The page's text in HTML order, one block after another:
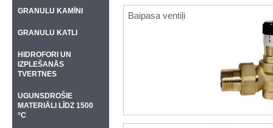
Baipasa ventiļi
GRANULU KAMĪNI
GRANULU KATLI
HIDROFORI UN
IZPLEŠANĀS
TVERTNES
UGUNSDROŠIE
MATERIĀLI LĪDZ 1500
°C